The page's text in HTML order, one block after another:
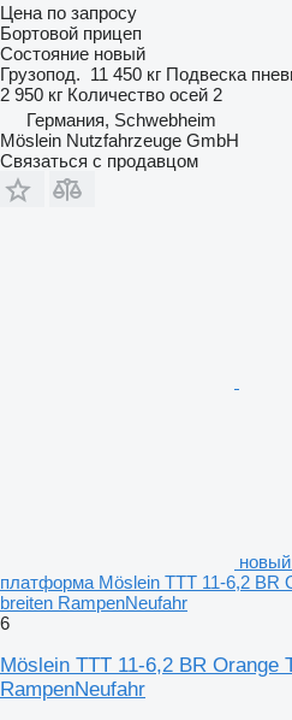
Цена по запросу
Бортовой прицеп
Состояние новый
Грузопод. 11 450 кг Подвеска
2 950 кг Количество осей 2
Германия, Schwebheim
Möslein Nutzfahrzeuge GmbH
Связаться с продавцом
платформа Möslein TTT 11-6,2 BR
breiten RampenNeufahr
6
Möslein TTT 11-6,2 BR Orange
RampenNeufahr